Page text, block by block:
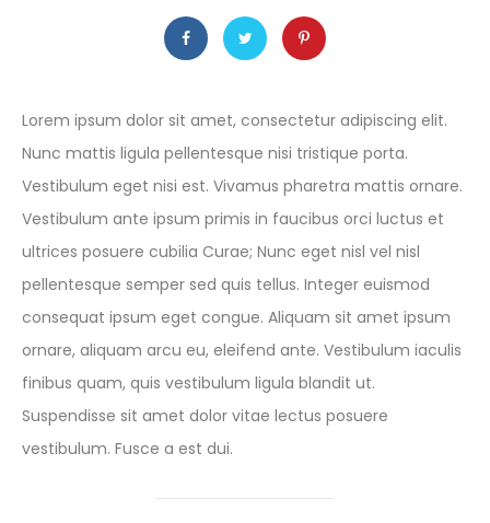
Lorem ipsum dolor sit amet, consectetur adipiscing elit.
Nunc mattis ligula pellentesque nisi tristique porta.
Vestibulum eget nisi est. Vivamus pharetra mattis ornare.
Vestibulum ante ipsum primis in faucibus orci luctus et
ultrices posuere cubilia Curae; Nunc eget nisl vel nisl
pellentesque semper sed quis tellus. Integer euismod
consequat ipsum eget congue. Aliquam sit amet ipsum
ornare, aliquam arcu eu, eleifend ante. Vestibulum iaculis
finibus quam, quis vestibulum ligula blandit ut.
Suspendisse sit amet dolor vitae lectus posuere
vestibulum. Fusce a est dui.